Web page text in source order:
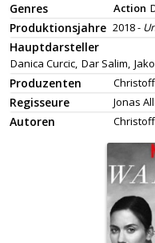
Genres Action
Produktionsjahre 2018 -
Hauptdarsteller
Danica Curcic, Dar Salim,
Produzenten
Regisseure Jonas
Autoren